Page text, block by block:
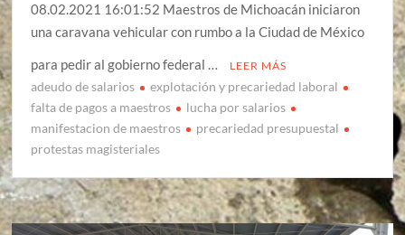
08.02.2021 16:01:52 Maestros de Michoacán iniciaron
una caravana vehicular con rumbo a la Ciudad de México
para pedir al gobierno federal …
LEER MÁS
adeudo de salarios
explotación y precariedad laboral
falta de pagos a maestros
lucha por salarios
manifestacion de maestros
precariedad presupuestal
protestas magisteriales